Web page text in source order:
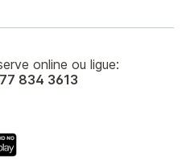
online ou ligue:
834 3613